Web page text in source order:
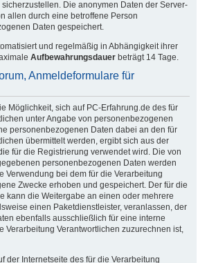
Die anonymen Daten der Server-
allen durch eine betroffene Person
Daten gespeichert.
und regelmäßig in Abhängigkeit ihrer
Aufbewahrungsdauer beträgt 14 Tage.
Anmeldeformulare für
Möglichkeit, sich auf PC-Erfahrung.de des für
unter Angabe von personenbezogenen
personenbezogenen Daten dabei an den für
übermittelt werden, ergibt sich aus der
für die Registrierung verwendet wird. Die von
personenbezogenen Daten werden
Verwendung bei dem für die Verarbeitung
Zwecke erhoben und gespeichert. Der für die
kann die Weitergabe an einen oder mehrere
einen Paketdienstleister, veranlassen, der
ebenfalls ausschließlich für eine interne
Verarbeitung Verantwortlichen zuzurechnen ist,
der Internetseite des für die Verarbeitung